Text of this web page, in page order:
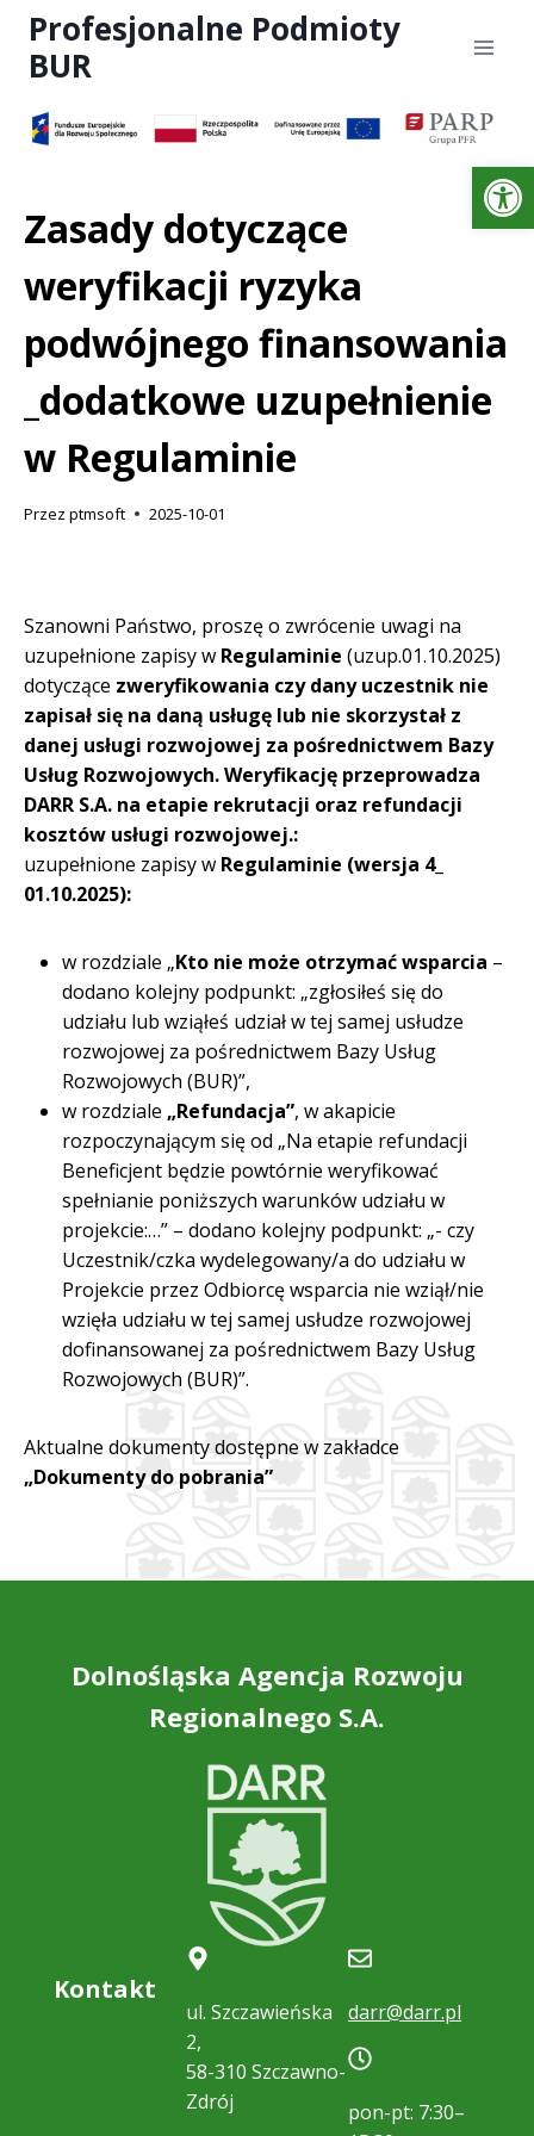
Profesjonalne Podmioty
BUR
Zasady dotyczące
weryfikacji ryzyka
podwójnego finansowania
_dodatkowe uzupełnienie
w Regulaminie
Przez ptmsoft 2025-10-01
Szanowni Państwo, proszę o zwrócenie uwagi na
uzupełnione zapisy w Regulaminie (uzup.01.10.2025)
dotyczące zweryfikowania czy dany uczestnik nie
zapisał się na daną usługę lub nie skorzystał z
danej usługi rozwojowej za pośrednictwem Bazy
Usług Rozwojowych. Weryfikację przeprowadza
DARR S.A. na etapie rekrutacji oraz refundacji
kosztów usługi rozwojowej.:
uzupełnione zapisy w Regulaminie (wersja 4_
01.10.2025):
w rozdziale „Kto nie może otrzymać wsparcia –
dodano kolejny podpunkt: „zgłosiłeś się do
udziału lub wziąłeś udział w tej samej usłudze
rozwojowej za pośrednictwem Bazy Usług
Rozwojowych (BUR)”,
w rozdziale „Refundacja”, w akapicie
rozpoczynającym się od „Na etapie refundacji
Beneficjent będzie powtórnie weryfikować
spełnianie poniższych warunków udziału w
projekcie:…” – dodano kolejny podpunkt: „- czy
Uczestnik/czka wydelegowany/a do udziału w
Projekcie przez Odbiorcę wsparcia nie wziął/nie
wzięła udziału w tej samej usłudze rozwojowej
dofinansowanej za pośrednictwem Bazy Usług
Rozwojowych (BUR)”.
Aktualne dokumenty dostępne w zakładce
„Dokumenty do pobrania”
Dolnośląska Agencja Rozwoju
Regionalnego S.A.
Kontakt
ul. Szczawieńska
2,
58-310 Szczawno-
Zdrój
darr@darr.pl
pon-pt: 7:30–